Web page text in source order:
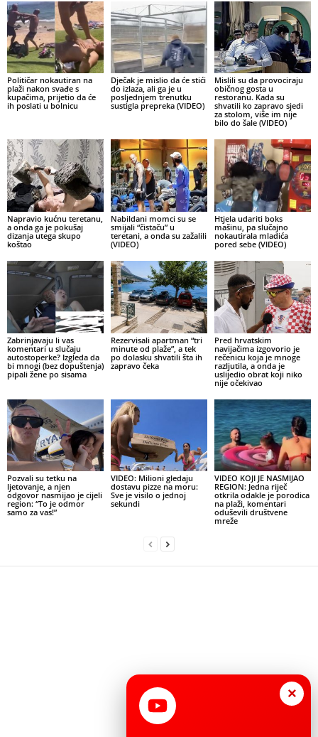
Političar nokautiran na
plaži nakon svađe s
kupačima, prijetio da će
ih poslati u bolnicu
Dječak je mislio da će stići
do izlaza, ali ga je u
posljednjem trenutku
sustigla prepreka (VIDEO)
Mislili su da provociraju
običnog gosta u
restoranu. Kada su
shvatili ko zapravo sjedi
za stolom, više im nije
bilo do šale (VIDEO)
Napravio kućnu teretanu,
a onda ga je pokušaj
dizanja utega skupo
koštao
Nabildani momci su se
smijali “čistaču” u
teretani, a onda su zažalili
(VIDEO)
Htjela udariti boks
mašinu, pa slučajno
nokautirala mladića
pored sebe (VIDEO)
Zabrinjavaju li vas
komentari u slučaju
autostoperke? Izgleda da
bi mnogi (bez dopuštenja)
pipali žene po sisama
Rezervisali apartman “tri
minute od plaže”, a tek
po dolasku shvatili šta ih
zapravo čeka
Pred hrvatskim
navijačima izgovorio je
rečenicu koja je mnoge
razljutila, a onda je
uslijedio obrat koji niko
nije očekivao
Pozvali su tetku na
ljetovanje, a njen
odgovor nasmijao je cijeli
region: “To je odmor
samo za vas!”
VIDEO: Milioni gledaju
dostavu pizze na moru:
Sve je visilo o jednoj
sekundi
VIDEO KOJI JE NASMIJAO
REGION: Jedna riječ
otkrila odakle je porodica
na plaži, komentari
oduševili društvene
mreže
×